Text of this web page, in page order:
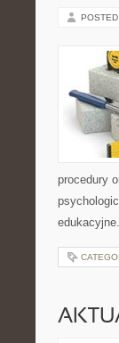
procedury